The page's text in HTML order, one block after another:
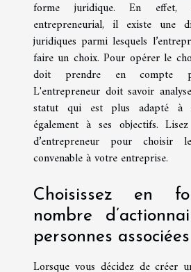
forme juridique. En effet,
entrepreneurial, il existe une
juridiques parmi lesquels
faire un choix. Pour opérer le
doit prendre en compte
L'entrepreneur doit savoir
statut qui est plus adapté à
également à ses objectifs.
d’entrepreneur pour choisir
convenable à votre entreprise.
Choisissez en
nombre
personnes associées
Lorsque vous décidez de créer